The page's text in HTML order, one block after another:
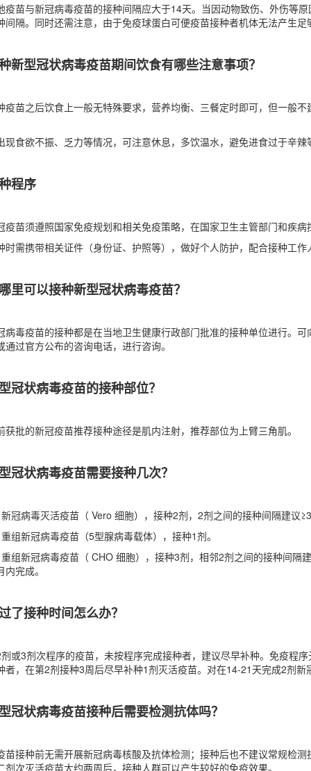
疫苗与新冠病毒疫苗的接种间隔应大于14天。当因动物致伤、外伤等
间隔。同时还需注意，由于免疫球蛋白可便疫苗接种者机体无法产生
新型冠状病毒疫苗期间饮食有哪些注意事项？
疫苗之后饮食上一般无特殊要求，营养均衡、三餐定时即可，但一般
现食欲不振、乏力等情况，可注意休息，多饮温水，避免进食过于辛
程序
疫苗须遵照国家免疫规划和相关免疫策略，在国家卫生主管部门和疾
时需携带相关证件（身份证、护照等），做好个人防护，配合接种工
里可以接种新型冠状病毒疫苗？
病毒疫苗的接种都是在当地卫生健康行政部门批准的接种单位进行。
通过官方公布的咨询电话，进行咨询。
冠状病毒疫苗的接种部位？
获批的新冠疫苗推荐接种途径是肌内注射，推荐部位为上臂三角肌。
冠状病毒疫苗需要接种几次？
冠病毒灭活疫苗（ Vero 细胞），接种2剂，2剂之间的接种间隔建议
组新冠病毒疫苗（5型腺病毒载体），接种1剂。
组新冠病毒疫苗（ CHO 细胞），接种3剂，相邻2剂之间的接种间
内完成。
了接种时间怎么办？
或3剂次程序的疫苗，未按程序完成接种者，建议尽早补种。免疫程
者，在第2剂接种3周后尽早补种1剂灭活疫苗。对在14-21天完成2剂
冠状病毒疫苗接种后需要检测抗体吗？
苗接种前无需开展新冠病毒核酸及抗体检测；接种后也不建议常规检
剂次灭活疫苗大约两周后，接种人群可以产生较好的免疫效果。